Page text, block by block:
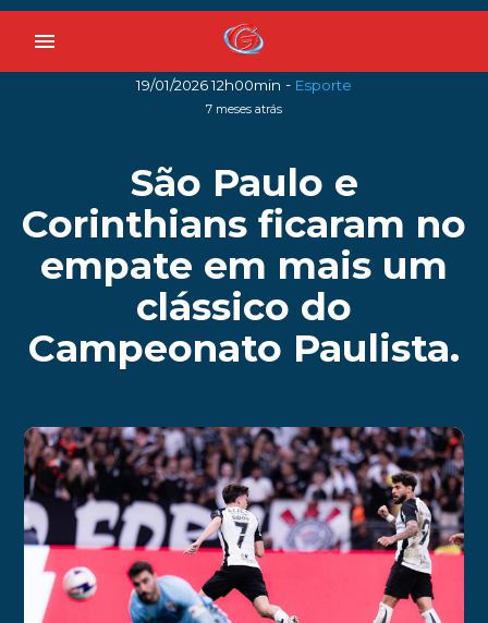
menu
19/01/2026 12h00min - Esporte
7 meses atrás
São Paulo e
Corinthians ficaram no
empate em mais um
clássico do
Campeonato Paulista.